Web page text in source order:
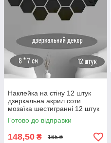
Наклейка на стіну 12 штук
дзеркальна акрил соти
мозаїка шестигранні 12 штук
8x 7 чорний декор 8903
Готово до відправки
148,50 ₴ 165 ₴